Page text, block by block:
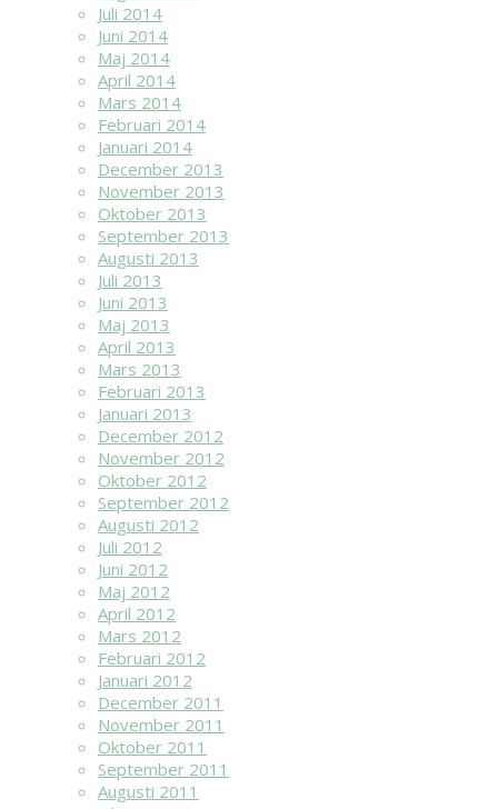
Juli 2014
Juni 2014
Maj 2014
April 2014
Mars 2014
Februari 2014
Januari 2014
December 2013
November 2013
Oktober 2013
September 2013
Augusti 2013
Juli 2013
Juni 2013
Maj 2013
April 2013
Mars 2013
Februari 2013
Januari 2013
December 2012
November 2012
Oktober 2012
September 2012
Augusti 2012
Juli 2012
Juni 2012
Maj 2012
April 2012
Mars 2012
Februari 2012
Januari 2012
December 2011
November 2011
Oktober 2011
September 2011
Augusti 2011